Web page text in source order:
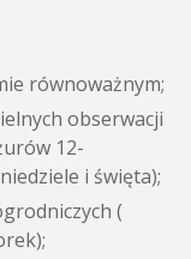
równoważnym;
obserwacji
12-
i święta);
(